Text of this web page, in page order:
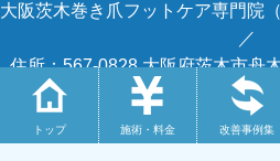
トップ 施術・料金 改善事例集
大阪茨木巻き爪フットケア専門院
／
住所：567-0828 大阪府茨木市
MORI101 ありがとう鍼
電話：072-
Copyright © 2026 大阪茨木巻き